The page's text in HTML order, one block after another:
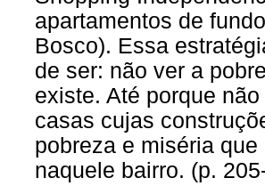
apartamentos de
Bosco). Essa
de ser: não ver a
existe. Até porque
casas cujas
pobreza e miséria
naquele bairro. (p.